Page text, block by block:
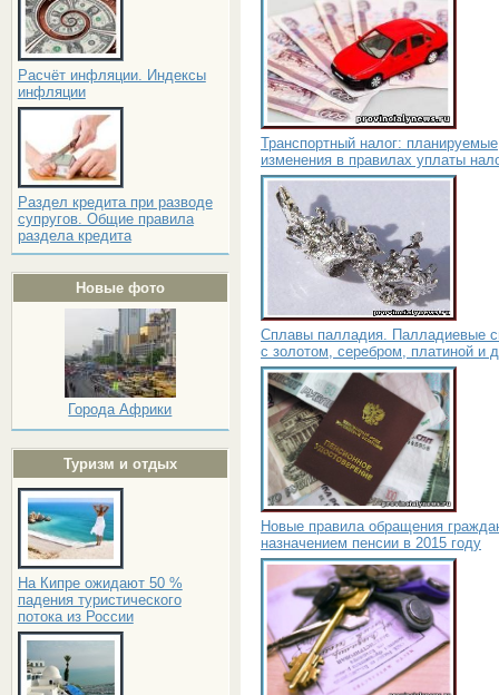
Расчёт инфляции. Индексы
инфляции
Раздел кредита при разводе
супругов. Общие правила
раздела кредита
Новые фото
Города Африки
Туризм и отдых
На Кипре ожидают 50 %
падения туристического
потока из России
Транспортный налог: планируемые
изменения в правилах уплаты
Сплавы палладия. Палладиевые
с золотом, серебром, платиной и
Новые правила обращения
назначением пенсии в 2015 году